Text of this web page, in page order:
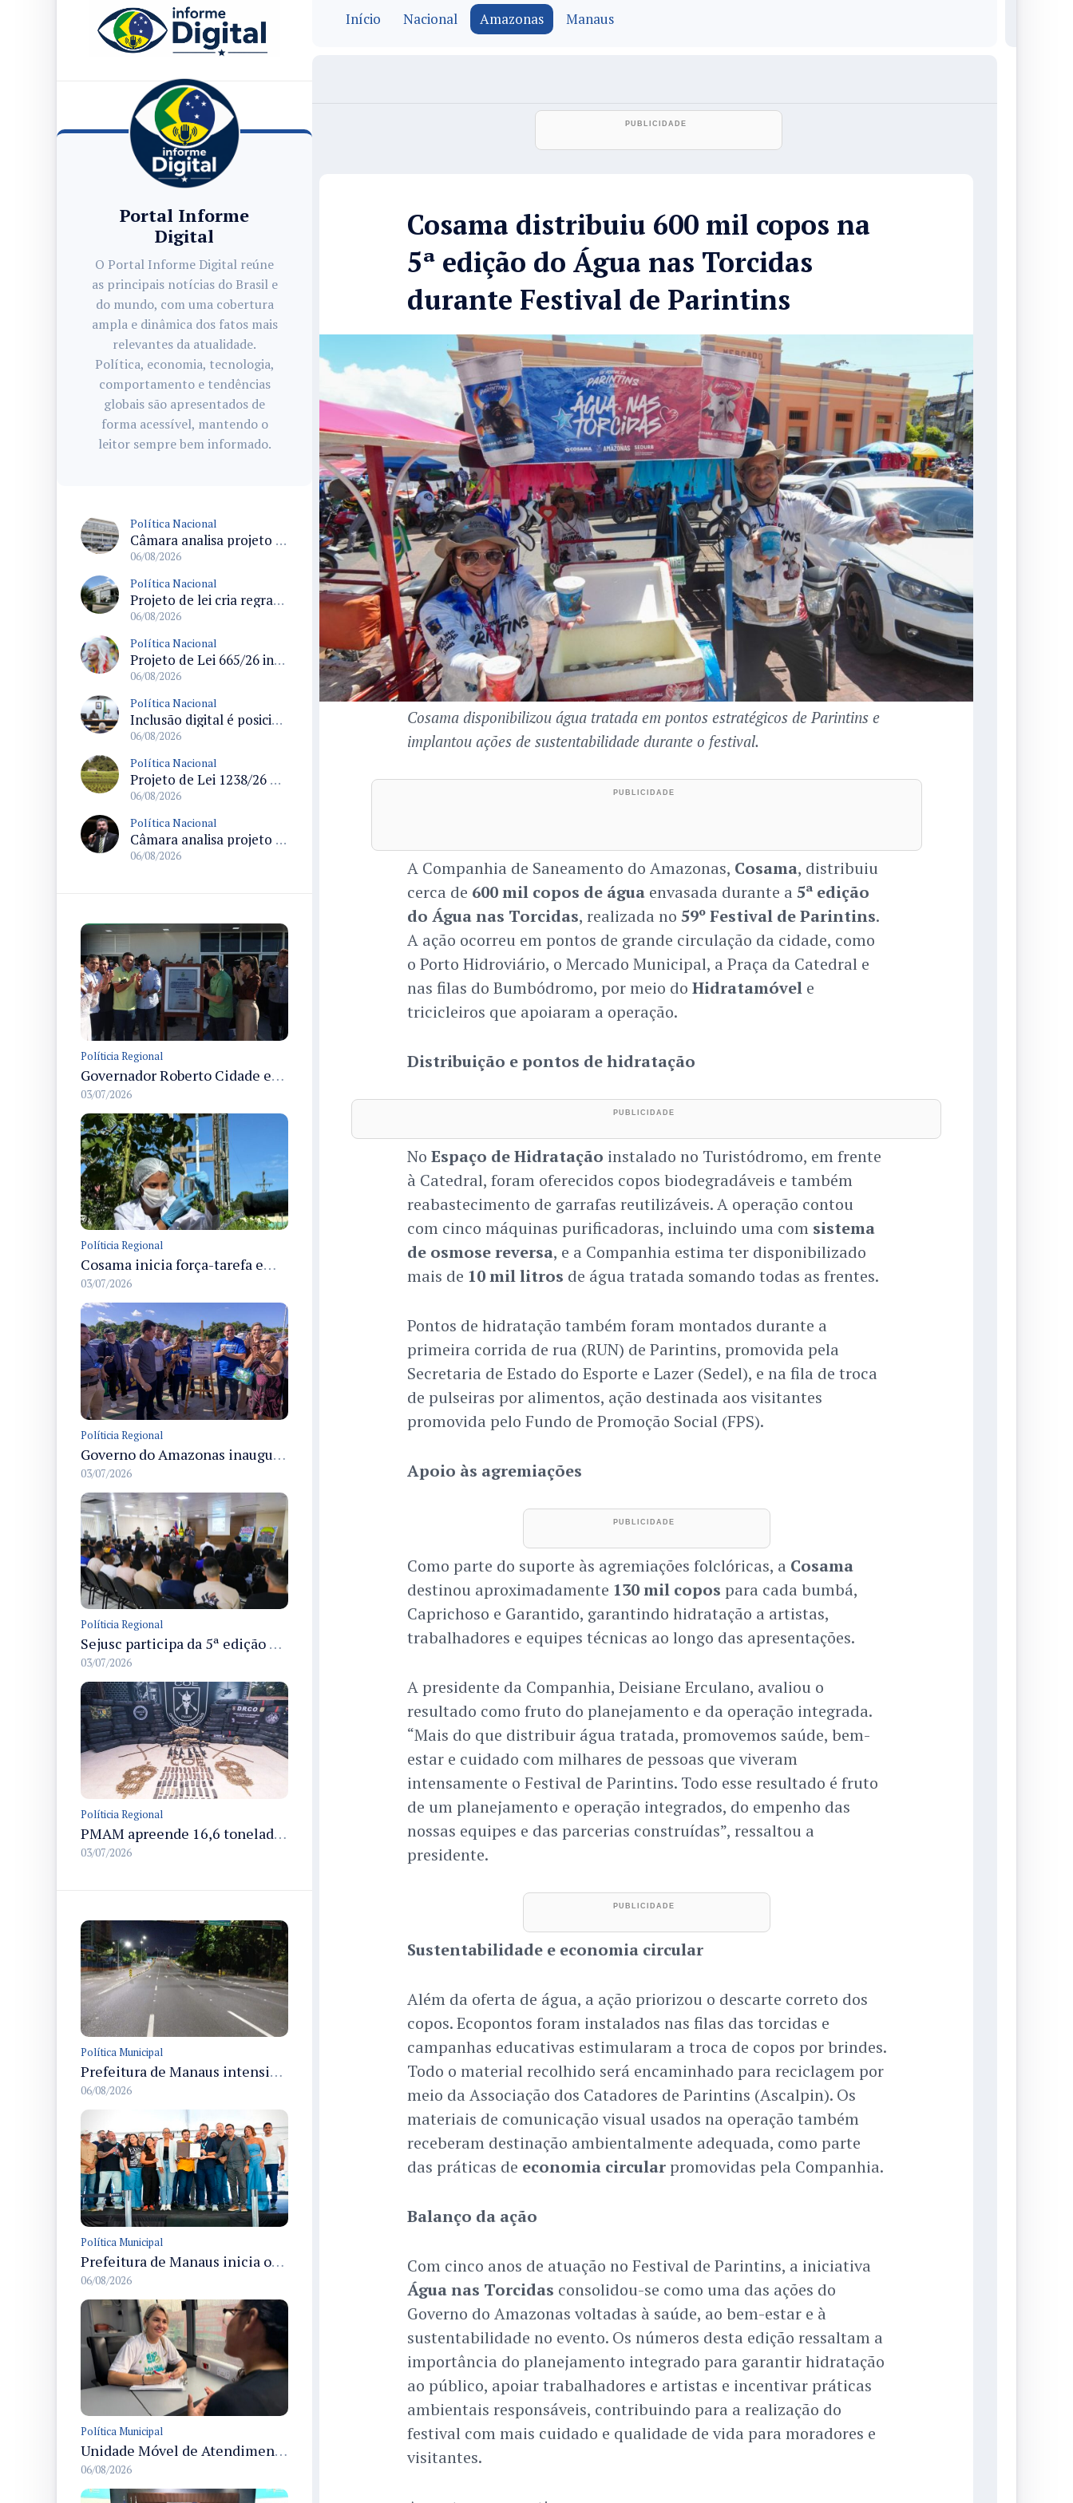
Portal Informe
Digital
O Portal Informe Digital reúne
as principais notícias do Brasil e
do mundo, com uma cobertura
ampla e dinâmica dos fatos mais
relevantes da atualidade.
Política, economia, tecnologia,
comportamento e tendências
globais são apresentados de
forma acessível, mantendo o
leitor sempre bem informado.
Política Nacional
Câmara analisa projeto que cria Política Nacional de Qualificação e Valorização da Preceptoria na Residência Médica
06/08/2026
Política Nacional
Projeto de lei cria regras para punir litigância abusiva reversa e integrar sistemas do Judiciário
06/08/2026
Política Nacional
Projeto de Lei 665/26 institui política nacional para prevenção ao transfeminicídio e prevê medidas de proteção e reparação
06/08/2026
Política Nacional
Inclusão digital é posicionada como pilar essencial da reurbanização de favelas e periferias
06/08/2026
Política Nacional
Projeto de Lei 1238/26 propõe validação automática do Cadastro Ambiental Rural para imóveis de até quatro módulos fiscais
06/08/2026
Política Nacional
Câmara analisa projeto que autoriza policiais civis embarcarem armados em aeronaves civis mediante regras
06/08/2026
Políticia Regional
Governador Roberto Cidade entrega readequação do ambulatório da FCecon e amplia capacidade de atendimento oncológico em Manaus
03/07/2026
Políticia Regional
Cosama inicia força-tarefa em Anamã para fortalecer abastecimento de água e segurança hídrica da população
03/07/2026
Políticia Regional
Governo do Amazonas inaugura primeiro Castramóvel Fluvial para atendimento veterinário às comunidades ribeirinhas e castração gratuita
03/07/2026
Políticia Regional
Sejusc participa da 5ª edição do Caminhos Literários com foco na cultura hip-hop nas unidades socioeducativas
03/07/2026
Políticia Regional
PMAM apreende 16,6 toneladas de entorpecentes e registra aumento nas prisões em flagrante e nas capturas de foragidos no primeiro semestre de 2026
03/07/2026
Política Municipal
Prefeitura de Manaus intensifica sinalização viária em diversos bairros para organizar o trânsito e reduzir sinistros
06/08/2026
Política Municipal
Prefeitura de Manaus inicia obras para criar a primeira Rua Gastronômica de Manaus na Ferreira Pena
06/08/2026
Política Municipal
Unidade Móvel de Atendimento à Mulher leva serviços a condomínio em Manaus durante Agosto Lilás
06/08/2026
Início Nacional Amazonas Manaus
Cosama distribuiu 600 mil copos na
5ª edição do Água nas Torcidas
durante Festival de Parintins
Cosama disponibilizou água tratada em pontos estratégicos de Parintins e
implantou ações de sustentabilidade durante o festival.
A Companhia de Saneamento do Amazonas, Cosama, distribuiu
cerca de 600 mil copos de águaenvasada durante a 5ª edição
do Água nas Torcidas, realizada no 59º Festival de Parintins.
A ação ocorreu em pontos de grande circulação da cidade, como
o Porto Hidroviário, o Mercado Municipal, a Praça da Catedral e
nas filas do Bumbódromo, por meio do Hidratamóvele
tricicleiros que apoiaram a operação.
Distribuição e pontos de hidratação
No Espaço de Hidratação instalado no Turistódromo, em frente
à Catedral, foram oferecidos copos biodegradáveis e também
reabastecimento de garrafas reutilizáveis. A operação contou
com cinco máquinas purificadoras, incluindo uma com sistema
de osmose reversa, e a Companhia estima ter disponibilizado
mais de 10 mil litros de água tratada somando todas as frentes.
Pontos de hidratação também foram montados durante a
primeira corrida de rua (RUN) de Parintins, promovida pela
Secretaria de Estado do Esporte e Lazer (Sedel), e na fila de troca
de pulseiras por alimentos, ação destinada aos visitantes
promovida pelo Fundo de Promoção Social (FPS).
Apoio às agremiações
Como parte do suporte às agremiações folclóricas, a Cosama
destinou aproximadamente 130 mil copos para cada bumbá,
Caprichoso e Garantido, garantindo hidratação a artistas,
trabalhadores e equipes técnicas ao longo das apresentações.
A presidente da Companhia, Deisiane Erculano, avaliou o
resultado como fruto do planejamento e da operação integrada.
“Mais do que distribuir água tratada, promovemos saúde, bem-
estar e cuidado com milhares de pessoas que viveram
intensamente o Festival de Parintins. Todo esse resultado é fruto
de um planejamento e operação integrados, do empenho das
nossas equipes e das parcerias construídas”, ressaltou a
presidente.
Sustentabilidade e economia circular
Além da oferta de água, a ação priorizou o descarte correto dos
copos. Ecopontos foram instalados nas filas das torcidas e
campanhas educativas estimularam a troca de copos por brindes.
Todo o material recolhido será encaminhado para reciclagem por
meio da Associação dos Catadores de Parintins (Ascalpin). Os
materiais de comunicação visual usados na operação também
receberam destinação ambientalmente adequada, como parte
das práticas de economia circularpromovidas pela Companhia.
Balanço da ação
Com cinco anos de atuação no Festival de Parintins, a iniciativa
Água nas Torcidas consolidou-se como uma das ações do
Governo do Amazonas voltadas à saúde, ao bem-estar e à
sustentabilidade no evento. Os números desta edição ressaltam a
importância do planejamento integrado para garantir hidratação
ao público, apoiar trabalhadores e artistas e incentivar práticas
ambientais responsáveis, contribuindo para a realização do
festival com mais cuidado e qualidade de vida para moradores e
visitantes.